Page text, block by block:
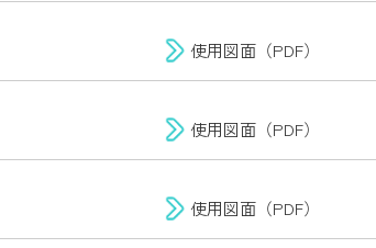
使用図面（PDF）
使用図面（PDF）
使用図面（PDF）